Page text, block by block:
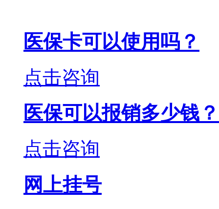
医保卡可以使用吗？
点击咨询
医保可以报销多少钱？
点击咨询
网上挂号